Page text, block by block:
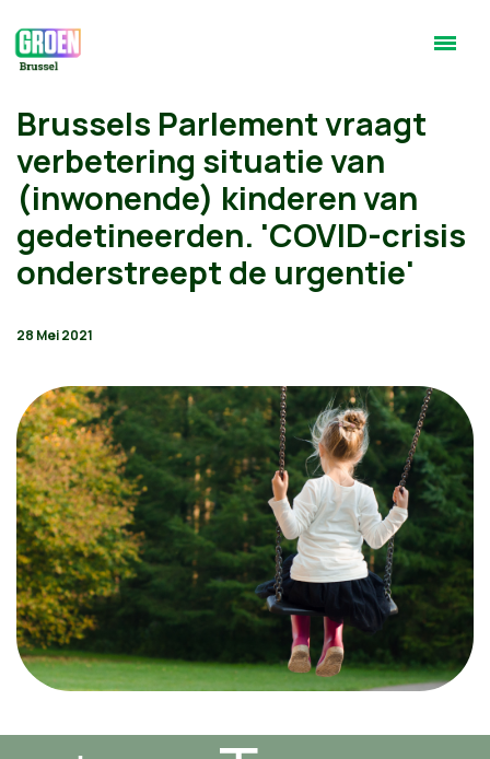
Brussels Parlement vraagt
verbetering situatie van
(inwonende) kinderen van
gedetineerden. 'COVID-crisis
onderstreept de urgentie'
28 Mei 2021